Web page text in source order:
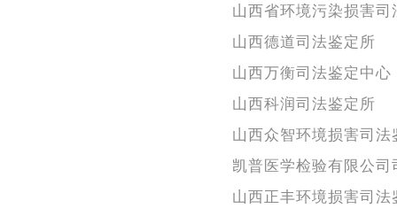
山西省环境污染损害司
山西德道司法鉴定所
山西万衡司法鉴定中心
山西科润司法鉴定所
山西众智环境损害司法
凯普医学检验有限公司
山西正丰环境损害司法